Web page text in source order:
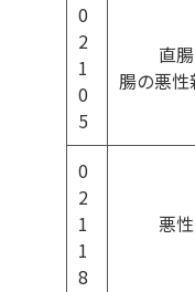
0
2
1
0
5
直腸
腸の悪性
0
2
1
1
8
悪性